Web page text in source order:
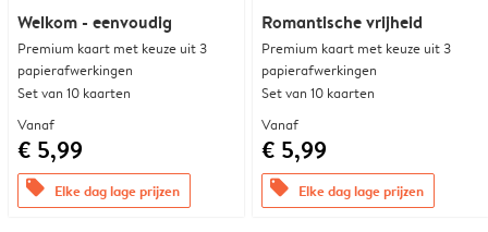
Welkom - eenvoudig
Premium kaart met keuze uit 3
papierafwerkingen
Set van 10 kaarten
Vanaf
€ 5,99
offers Elke dag lage prijzen
Romantische vrijheid
Premium kaart met keuze uit 3
papierafwerkingen
Set van 10 kaarten
Vanaf
€ 5,99
offers Elke dag lage prijzen